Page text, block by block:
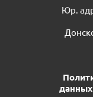
Юр.